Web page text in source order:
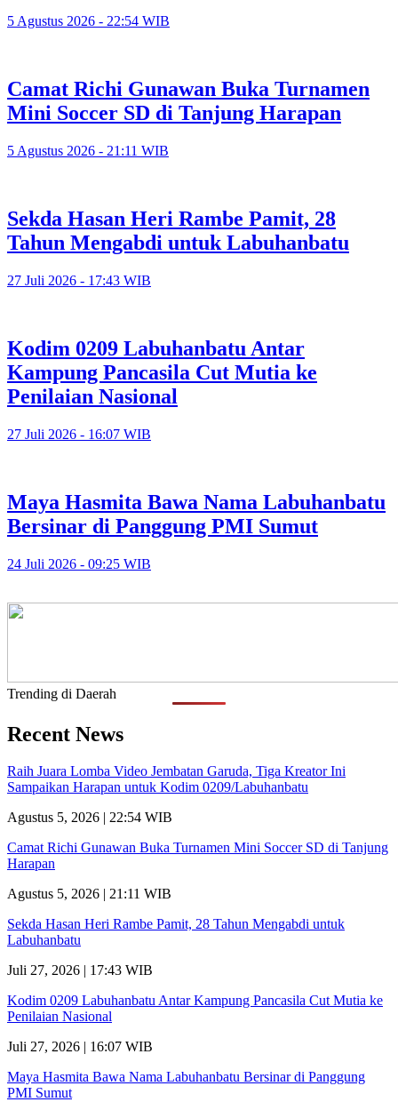
5 Agustus 2026 - 22:54 WIB
Camat Richi Gunawan Buka Turnamen
Mini Soccer SD di Tanjung Harapan
5 Agustus 2026 - 21:11 WIB
Sekda Hasan Heri Rambe Pamit, 28
Tahun Mengabdi untuk Labuhanbatu
27 Juli 2026 - 17:43 WIB
Kodim 0209 Labuhanbatu Antar
Kampung Pancasila Cut Mutia ke
Penilaian Nasional
27 Juli 2026 - 16:07 WIB
Maya Hasmita Bawa Nama Labuhanbatu
Bersinar di Panggung PMI Sumut
24 Juli 2026 - 09:25 WIB
Trending di Daerah
Recent News
Raih Juara Lomba Video Jembatan Garuda, Tiga Kreator Ini
Sampaikan Harapan untuk Kodim 0209/Labuhanbatu
Agustus 5, 2026 | 22:54 WIB
Camat Richi Gunawan Buka Turnamen Mini Soccer SD di Tanjung
Harapan
Agustus 5, 2026 | 21:11 WIB
Sekda Hasan Heri Rambe Pamit, 28 Tahun Mengabdi untuk
Labuhanbatu
Juli 27, 2026 | 17:43 WIB
Kodim 0209 Labuhanbatu Antar Kampung Pancasila Cut Mutia ke
Penilaian Nasional
Juli 27, 2026 | 16:07 WIB
Maya Hasmita Bawa Nama Labuhanbatu Bersinar di Panggung
PMI Sumut